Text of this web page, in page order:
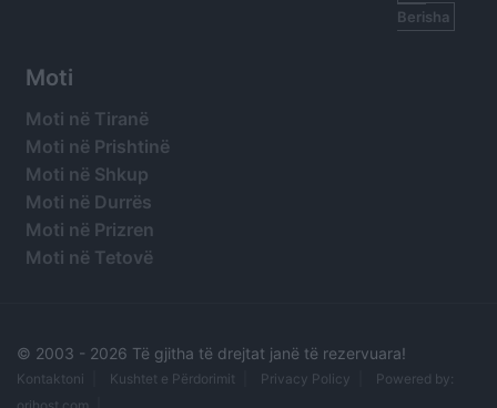
Berisha
Moti
Moti në Tiranë
Moti në Prishtinë
Moti në Shkup
Moti në Durrës
Moti në Prizren
Moti në Tetovë
© 2003 - 2026 Të gjitha të drejtat janë të rezervuara!
Kontaktoni Kushtet e Përdorimit Privacy Policy
Powered by: